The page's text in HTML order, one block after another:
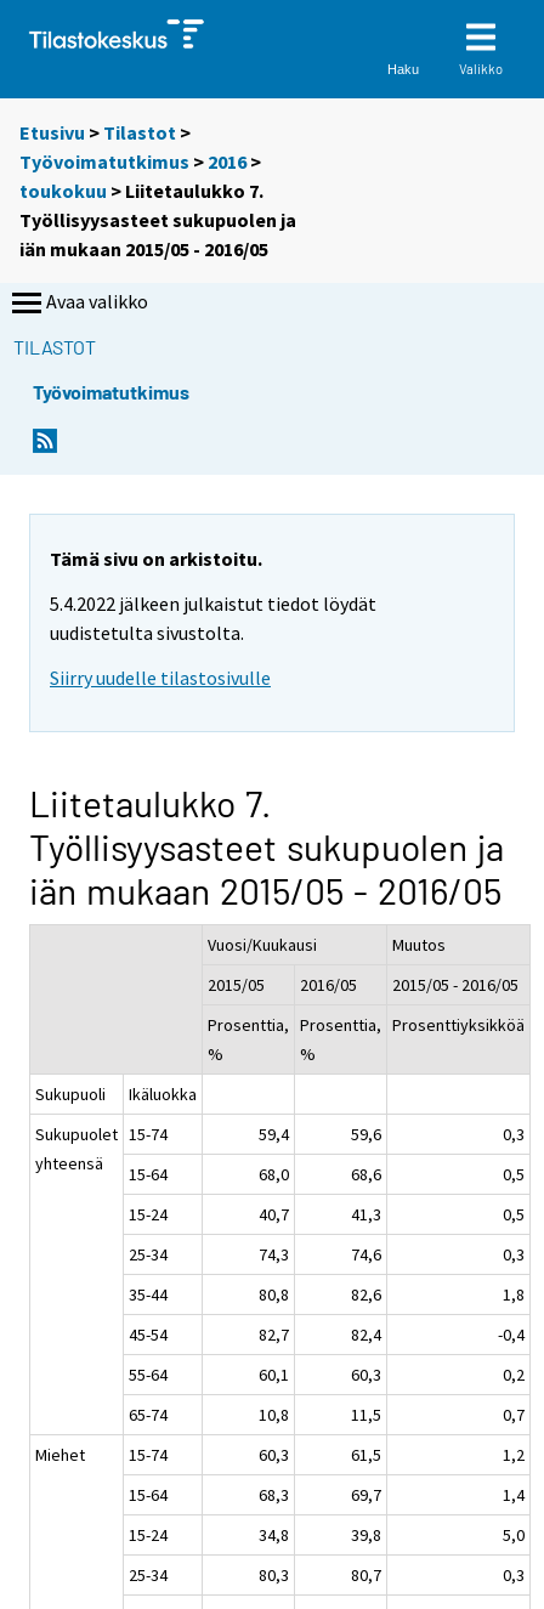
Haku Valikko
Etusivu > Tilastot >
Työvoimatutkimus > 2016>
toukokuu > Liitetaulukko 7.
Työllisyysasteet sukupuolen ja
iän mukaan 2015/05 - 2016/05
Avaa valikko
TILASTOT
Työvoimatutkimus
Tämä sivu on arkistoitu.
5.4.2022 jälkeen julkaistut tiedot löydät
uudistetulta sivustolta.
Siirry uudelle tilastosivulle
Liitetaulukko 7.
Työllisyysasteet sukupuolen ja
iän mukaan 2015/05 - 2016/05
Vuosi/Kuukausi
Muutos
2015/05
2016/05
2015/05 - 2016/05
Prosenttia,
%
Prosenttia,
%
Prosenttiyksikköä
Sukupuoli
Ikäluokka
Sukupuolet
yhteensä
15-74 59,4 59,6
0,3
15-64
68,0 68,6
0,5
15-24
40,7 41,3
0,5
25-34
74,3 74,6
0,3
35-44
80,8 82,6
1,8
45-54
82,7 82,4
-0,4
55-64
60,1 60,3
0,2
65-74
10,8 11,5
0,7
Miehet
15-74 60,3 61,5
1,2
15-64
68,3 69,7
1,4
15-24
34,8 39,8
5,0
25-34
80,3 80,7
0,3